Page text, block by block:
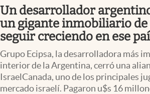
Negocios
Columnistas
Apertura
Infotechnology
Un desarrollador
un gigante inmobiliario de
seguir creciendo en ese
Grupo Ecipsa, la desarrolladora más
interior de la Argentina, cerró una
IsraelCanada, uno de los principales
mercado israelí. Pagaron u$s 16